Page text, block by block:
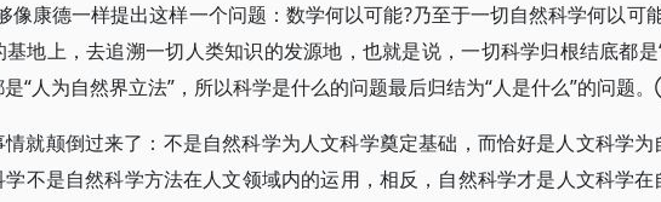
像康德一样提出这样一个问题：数学何以可能?乃至于一切自然科学何以可
地上，去追溯一切人类知识的发源地，也就是说，一切科学归根结底都是“
“人为自然界立法”，所以科学是什么的问题最后归结为“人是什么”的问题
就颠倒过来了：不是自然科学为人文科学奠定基础，而恰好是人文科学为
不是自然科学方法在人文领域内的运用，相反，自然科学才是人文科学在